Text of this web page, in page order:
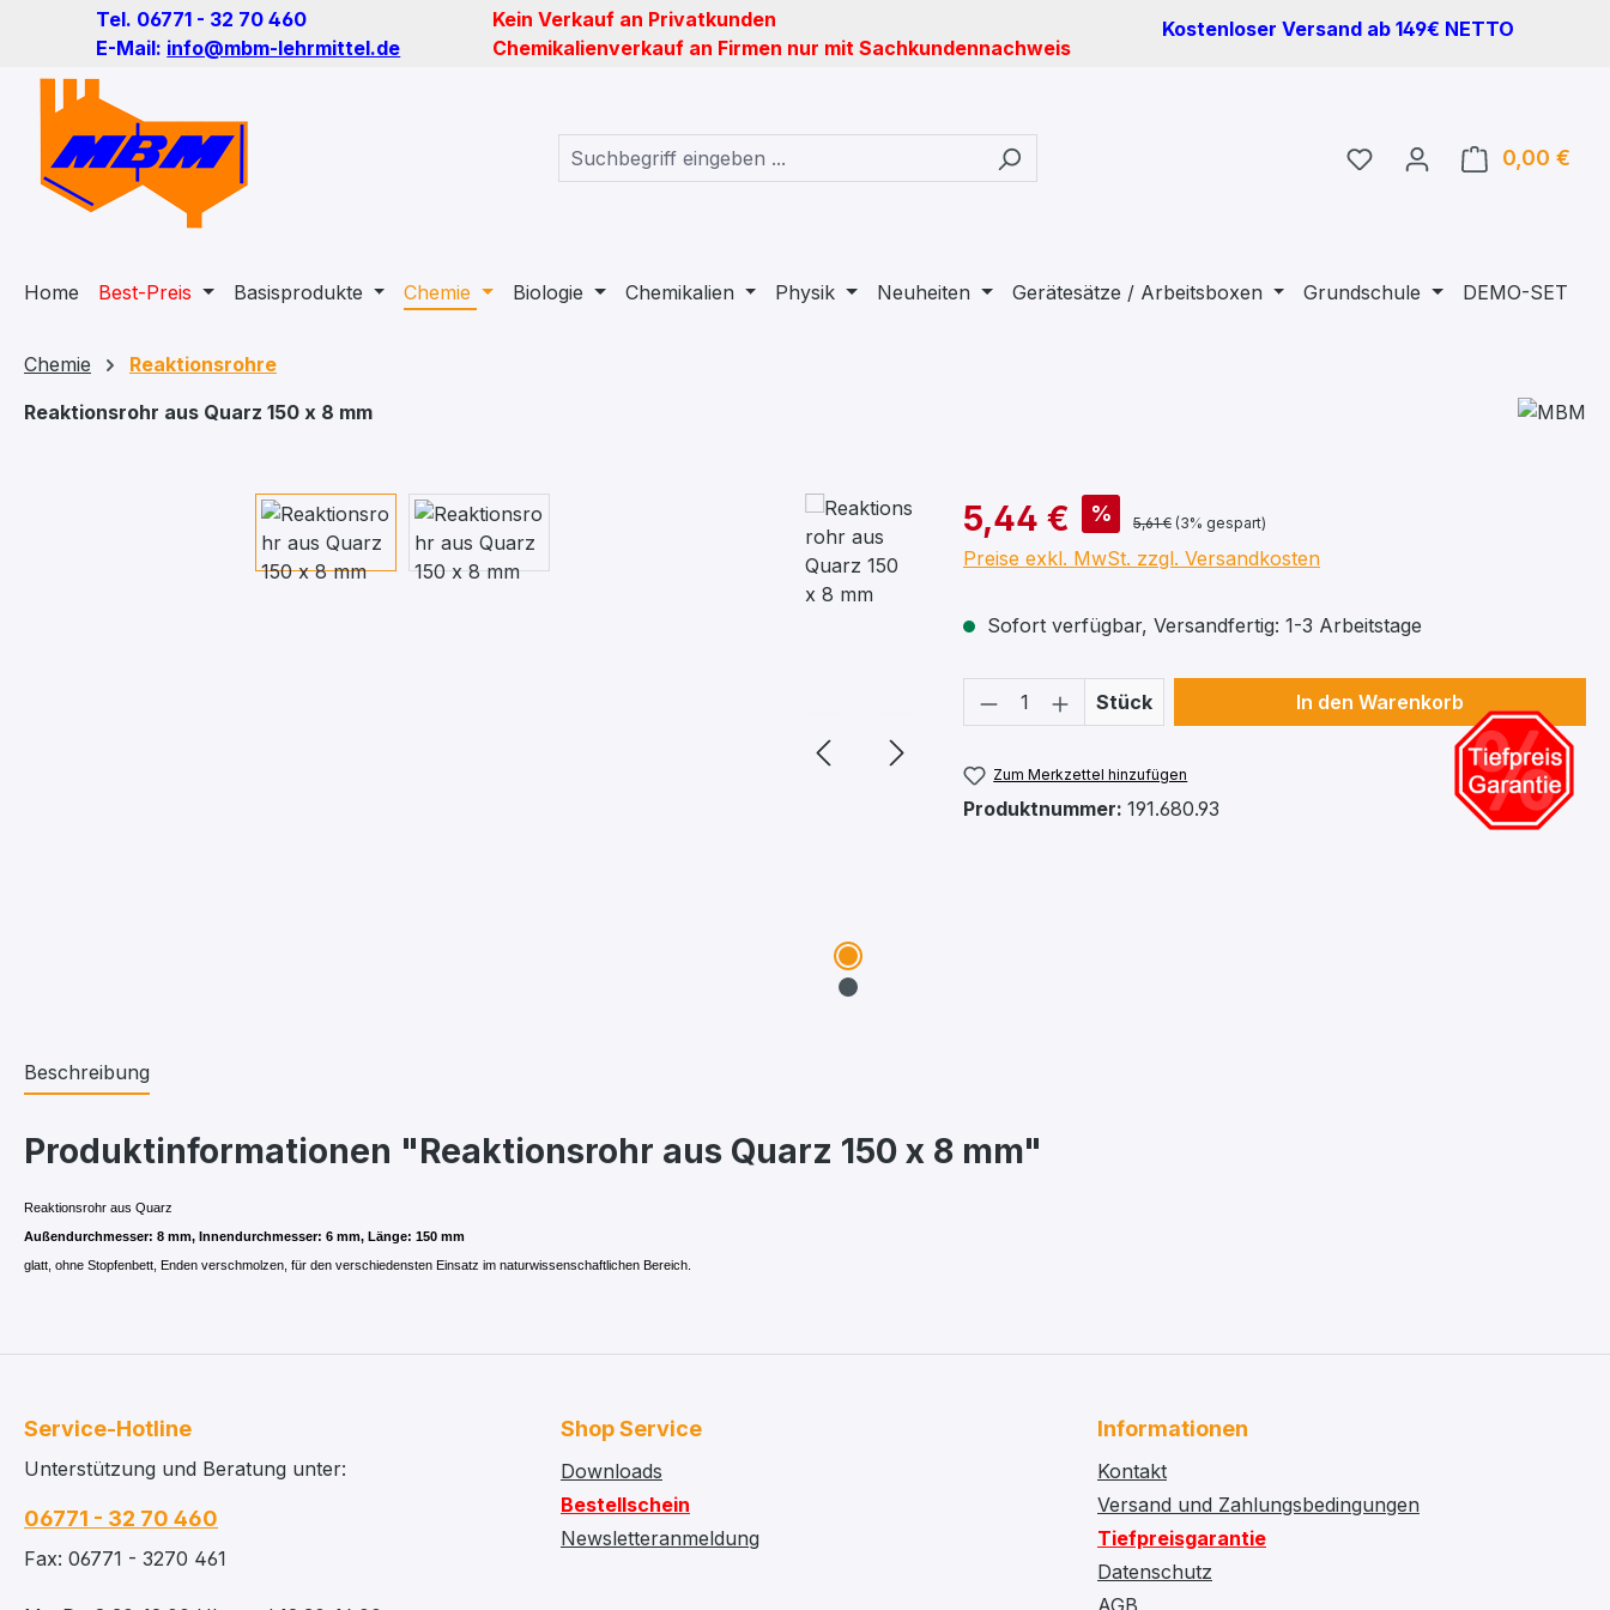
Hauptinhalt springen
Zur Suche springen
Zur Hauptnavigation springen
Tel. 06771 - 32 70 460
E-Mail: info@mbm-lehrmittel.de
Kein Verkauf an Privatkunden
Chemikalienverkauf an Firmen nur mit Sachkundennachweis
Kostenloser Versand ab 149€ NETTO
Du hast 0 Produkte auf
0,00 €
Home Best-Preis Basisprodukte Chemie Biologie Chemikalien Physik Neuheiten Gerätesätze / Arbeitsboxen Grundschule DEMO-SET
Chemie
Reaktionsrohre
Reaktionsrohr aus Quarz 150 x 8 mm
Bildergalerie überspringen 5,44 € % 5,61 € (3% gespart)
Preise exkl. MwSt. zzgl. Versandkosten
Sofort verfügbar, Versandfertig: 1-3 Arbeitstage
Produkt Anzahl: Gib den gewünschten Wert
Stück In den Warenkorb
Zum Merkzettel hinzufügen
Produktnummer: 191.680.93
Beschreibung
Produktinformationen "Reaktionsrohr aus Quarz 150 x 8 mm"
Reaktionsrohr aus Quarz
Außendurchmesser: 8 mm, Innendurchmesser: 6 mm, Länge: 150 mm
glatt, ohne Stopfenbett, Enden verschmolzen, für den verschiedensten Einsatz im naturwissenschaftlichen Bereich.
Service-Hotline
Unterstützung und Beratung unter:
06771 - 32 70 460
Fax: 06771 - 3270 461
Shop Service
Downloads
Bestellschein
Newsletteranmeldung
Informationen
Kontakt
Versand und Zahlungsbedingungen
Tiefpreisgarantie
Datenschutz
AGB